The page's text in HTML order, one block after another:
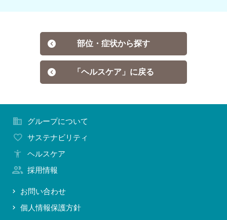
部位・症状から探す
「ヘルスケア」に戻る
グループについて
サステナビリティ
ヘルスケア
採用情報
お問い合わせ
個人情報保護方針